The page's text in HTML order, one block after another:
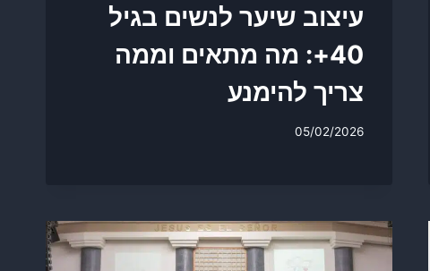
עיצוב שיער לנשים בגיל
40+: מה מתאים וממה
צריך להימנע
05/02/2026